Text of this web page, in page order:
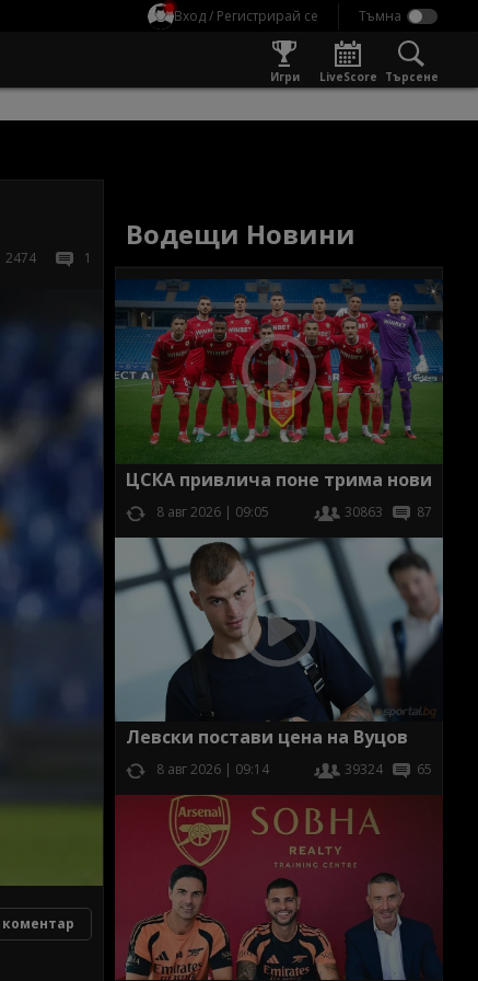
Вход / Регистрирай се
Игри LiveScore Търсене
2474 1
Водещи Новини
ЦСКА привлича поне трима нови
8 авг 2026 | 09:05 30863 87
Левски постави цена на Вуцов
8 авг 2026 | 09:14 39324 65